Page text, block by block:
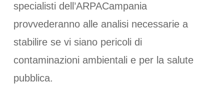
specialisti dell’ARPACampania
provvederanno alle analisi necessarie a
stabilire se vi siano pericoli di
contaminazioni ambientali e per la salute
pubblica.